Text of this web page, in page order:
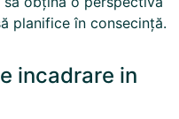
planifice în consecință.
incadrare in